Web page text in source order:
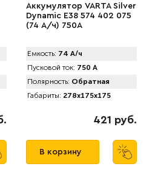
Аккумулятор VARTA Silver
Dynamic E38 574 402 075
(74 А/ч) 750A
Емкость: 74 А/ч
Пусковой ток: 750 А
Полярность: Обратная
Габариты: 278x175x175
421 руб.
В корзину